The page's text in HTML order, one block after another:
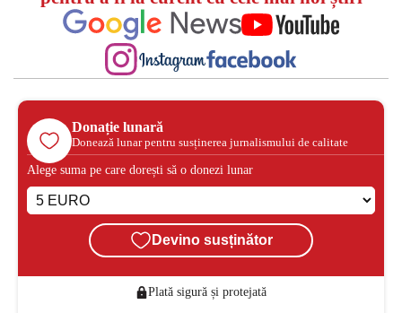
Donație lunară
Donează lunar pentru susținerea jurnalismului de calitate
Alege suma pe care dorești să o donezi lunar
Devino susținător
Plată sigură și protejată